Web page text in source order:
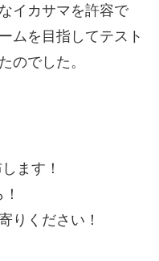
イカサマを許容で
ムを目指してテスト
のでした。
ます！
りください！